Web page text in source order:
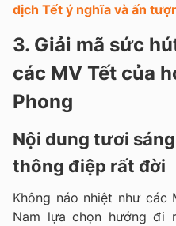
dịch Tết ý nghĩa và ấn
3. Giải mã sức
các MV Tết của
Phong
Nội dung tươi
thông điệp rất đời
Không náo nhiệt như các
Nam lựa chọn hướng đi